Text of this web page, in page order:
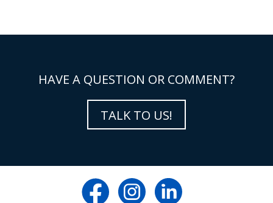
HAVE A QUESTION OR COMMENT?
TALK TO US!